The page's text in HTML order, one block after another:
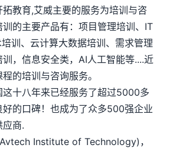
教育,艾威主要的服务为培训与咨
的主要产品有：项目管理培训、IT
训、云计算大数据培训、需求管理
，信息安全类，AI人工智能等....近
的培训与咨询服务。
十八年来已经服务了超过5000多
好的口碑！也成为了众多500强企业
应商.
Institute of Technology)，